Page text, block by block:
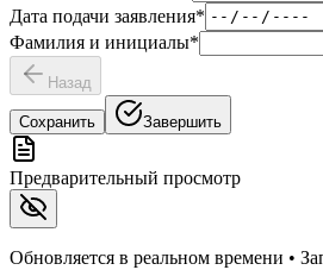
Дата подачи заявления*
Фамилия и инициалы*
Назад
Сохранить Завершить
Предварительный просмотр
Обновляется в реальном времени •